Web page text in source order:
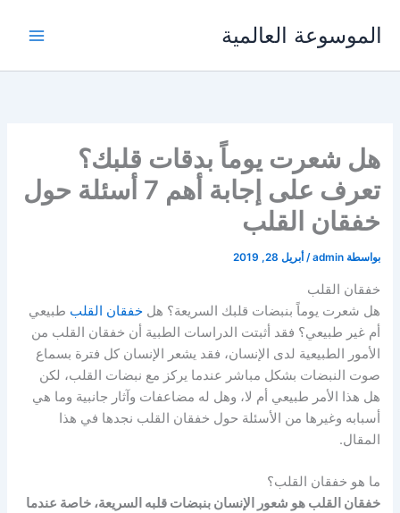
الموسوعة العالمية
هل شعرت يوماً بدقات قلبك؟
تعرف على إجابة أهم 7 أسئلة حول
خفقان القلب
بواسطة admin
/ أبريل 28, 2019
خفقان القلب
هل شعرت يوماً بنبضات قلبك السريعة؟ هلخفقان القلب طبيعي
أم غير طبيعي؟ فقد أثبتت الدراسات الطبية أن خفقان القلب من
الأمور الطبيعية لدى الإنسان، فقد يشعر الإنسان كل فترة بسماع
صوت النبضات بشكل مباشر عندما يركز مع نبضات القلب، لكن
هل هذا الأمر طبيعي أم لا، وهل له مضاعفات وآثار جانبية وما هي
أسبابه وغيرها من الأسئلة حول خفقان القلب نجدها في هذا
المقال.
ما هو خفقان القلب؟
خفقان القلب هو شعور الإنسان بنبضات قلبه السريعة، خاصة عندما